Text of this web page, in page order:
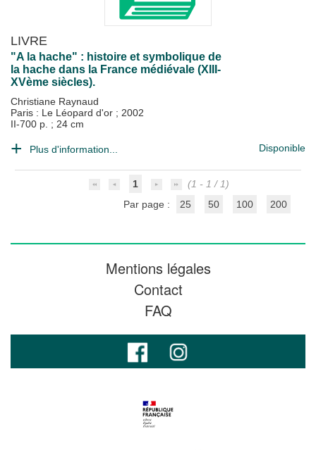
LIVRE
"A la hache" : histoire et symbolique de
la hache dans la France médiévale (XIII-
XVème siècles).
Christiane Raynaud
Paris : Le Léopard d'or ; 2002
II-700 p. ; 24 cm
Plus d'information... Disponible
1
(1 - 1 / 1)
Par page :
25 50 100 200
Mentions légales
Contact
FAQ